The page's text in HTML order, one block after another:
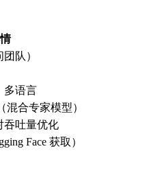
队）
多语言
混合专家模型）
吞吐量优化
Face 获取）